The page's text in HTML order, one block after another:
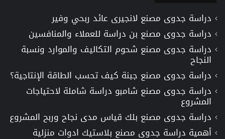
دراسة جدوى مصنع لانجيرى عائد ربحي وفير
دراسة جدوى مصنع بن دراسة للعملاء والمنافسين
دراسة جدوى مصنع شحوم التكاليف والموارد ونسبة
النجاح
دراسة جدوى مصنع جبنة كيف تحسب الطاقة الإنتاجية؟
دراسة جدوى مصنع شامبو دراسة شاملة لاحتياجات
المشروع
دراسة جدوى مصنع بلك قياس مدى نجاح وربح المشروع
أهمية دراسة جدوى مصنع بلاستيك ادوات منزلية